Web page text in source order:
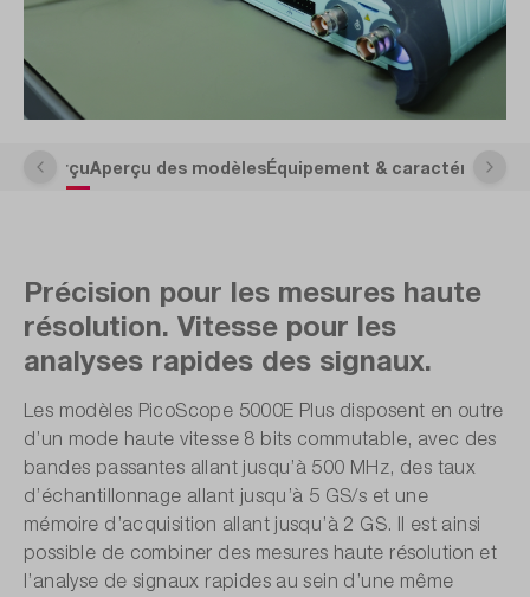
AperçuAperçu des modèlesÉquipement &
Précision pour les mesures haute
résolution. Vitesse pour les
analyses rapides des signaux.
Les modèles PicoScope 5000E Plus disposent en outre
d’un mode haute vitesse 8 bits commutable, avec des
bandes passantes allant jusqu’à 500 MHz, des taux
d’échantillonnage allant jusqu’à 5 GS/s et une
mémoire d’acquisition allant jusqu’à 2 GS. Il est ainsi
possible de combiner des mesures haute résolution et
l’analyse de signaux rapides au sein d’une même